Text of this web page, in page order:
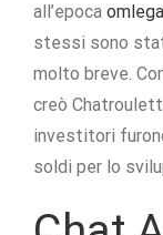
all’epoca omlega
stessi sono
molto breve.
creò
investitori
soldi per lo